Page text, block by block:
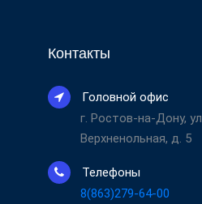
Контакты
Головной офис
г. Ростов-на-Дону, ул.
Верхненольная, д. 5
Телефоны
8(863)279-64-00